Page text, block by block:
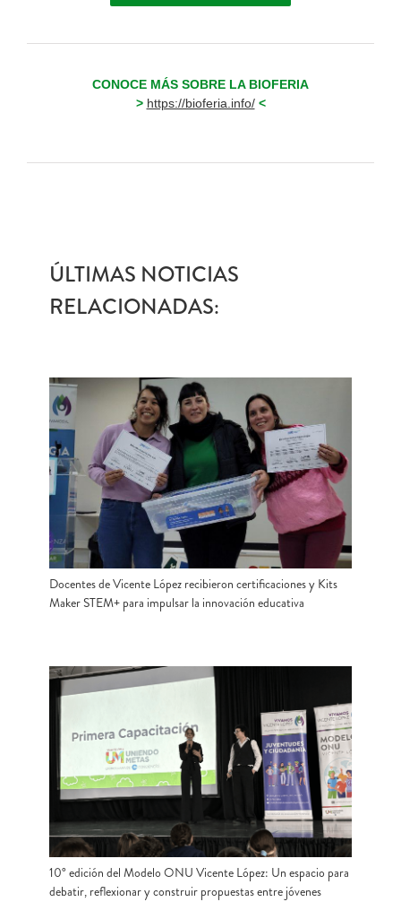
CONOCE MÁS SOBRE LA BIOFERIA
> https://bioferia.info/ <
ÚLTIMAS NOTICIAS
RELACIONADAS:
Docentes de Vicente López recibieron certificaciones y Kits
Maker STEM+ para impulsar la innovación educativa
10° edición del Modelo ONU Vicente López: Un espacio para
debatir, reflexionar y construir propuestas entre jóvenes